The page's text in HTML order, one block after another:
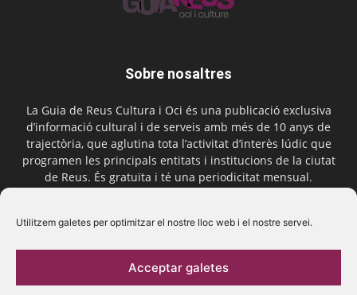
Utilitzem galetes per optimitzar el nostre lloc web i el nostre servei.
Acceptar galetes
Sobre nosaltres
La Guia de Reus Cultura i Oci és una publicació exclusiva
d’informació cultural i de serveis amb més de 10 anys de
trajectòria, que aglutina tota l’activitat d’interès lúdic que
programen les principals entitats i institucions de la ciutat
de Reus. És gratuïta i té una periodicitat mensual.
Segueix-nos